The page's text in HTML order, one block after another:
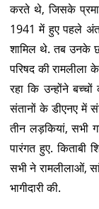
करते थे, जिसके
1941 में हुए पहले
शामिल थे. तब उनके
परिषद की रामलीला
रहा कि उन्होंने
संतानों के डीएनए में
तीन लड़कियां, सभी
पारंगत हुए. किताबी
सभी ने रामलीलाओं,
भागीदारी की.